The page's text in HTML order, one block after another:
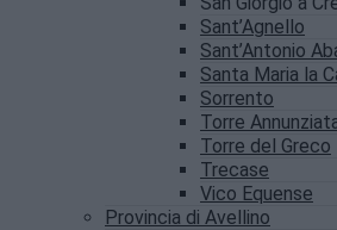
Sant’Agnello
Sant’Antonio
Santa Maria la
Sorrento
Torre
Torre del Greco
Trecase
Vico Equense
Provincia di Avellino